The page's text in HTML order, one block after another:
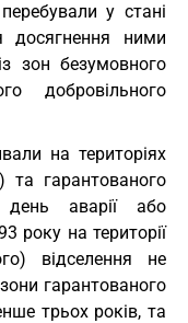
у стані
досягнення ними
зон безумовного
добровільного
на територіях
та гарантованого
день аварії або
року на території
відселення не
гарантованого
трьох років, та